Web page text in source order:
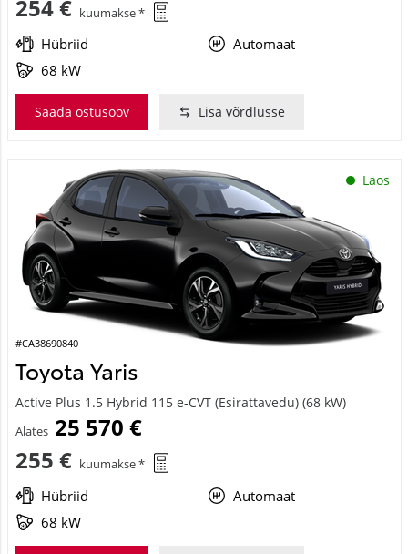
254 € kuumakse *
Hübriid
Automaat
68 kW
Saada ostusoov Lisa võrdlusse
Laos
#CA38690840
Toyota Yaris
Active Plus 1.5 Hybrid 115 e-CVT (Esirattavedu) (68 kW)
Alates 25 570 €
255 € kuumakse *
Hübriid
Automaat
68 kW